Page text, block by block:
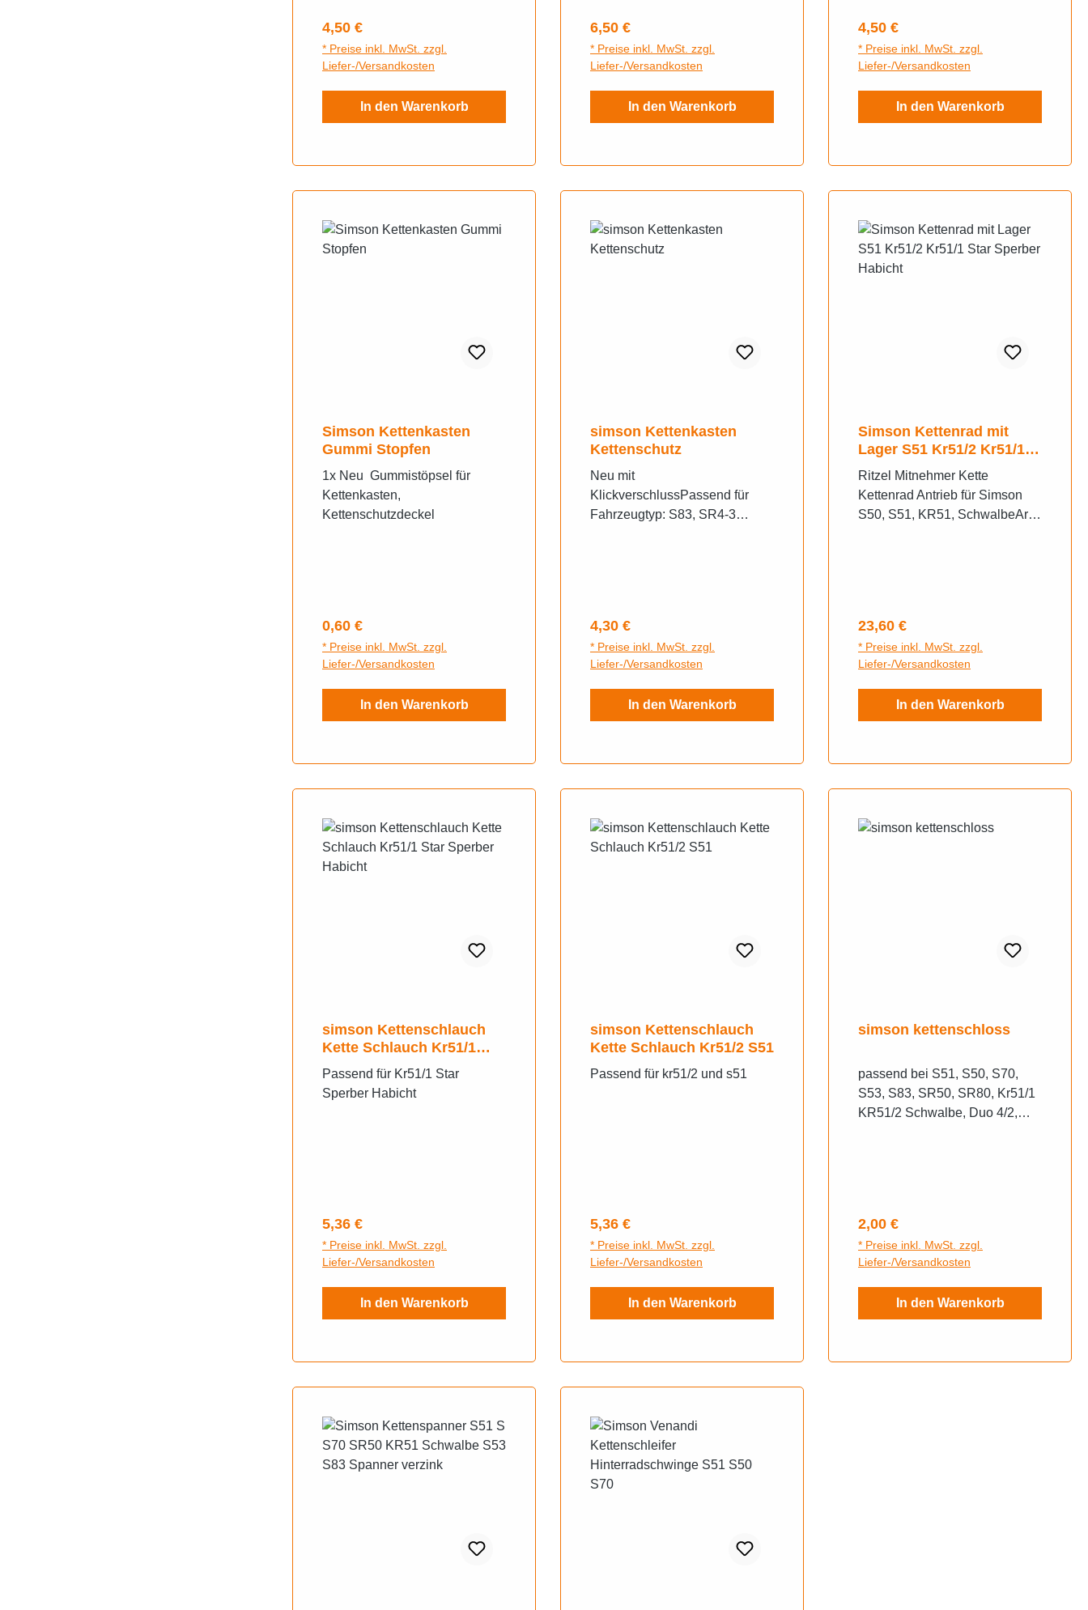
Regulärer Preis:
4,50 €
* Preise inkl. MwSt. zzgl.
Liefer-/Versandkosten
In den Warenkorb
Regulärer Preis:
6,50 €
* Preise inkl. MwSt. zzgl.
Liefer-/Versandkosten
In den Warenkorb
Regulärer Preis:
4,50 €
* Preise inkl. MwSt. zzgl.
Liefer-/Versandkosten
In den Warenkorb
Simson Kettenkasten
Gummi Stopfen
1x Neu Gummistöpsel für
Kettenkasten,
Kettenschutzdeckel
Regulärer Preis:
0,60 €
* Preise inkl. MwSt. zzgl.
Liefer-/Versandkosten
In den Warenkorb
simson Kettenkasten
Kettenschutz
Neu mit
KlickverschlussPassend für
Fahrzeugtyp: S83, SR4-3
Regulärer Preis:
4,30 €
* Preise inkl. MwSt. zzgl.
Liefer-/Versandkosten
In den Warenkorb
Simson Kettenrad mit
Lager S51 Kr51/2 Kr51/1
Star Sperber Habicht
Ritzel Mitnehmer Kette
Kettenrad Antrieb für Simson
S50, S51, KR51, SchwalbeArt.
Regulärer Preis:
23,60 €
* Preise inkl. MwSt. zzgl.
Liefer-/Versandkosten
In den Warenkorb
simson Kettenschlauch
Kette Schlauch Kr51/1
Star Sperber Habicht
Passend für Kr51/1 Star
Sperber Habicht
Regulärer Preis:
5,36 €
* Preise inkl. MwSt. zzgl.
Liefer-/Versandkosten
In den Warenkorb
simson Kettenschlauch
Kette Schlauch Kr51/2 S51
Passend für kr51/2 und s51
Regulärer Preis:
5,36 €
* Preise inkl. MwSt. zzgl.
Liefer-/Versandkosten
In den Warenkorb
simson kettenschloss
passend bei S51, S50, S70,
S53, S83, SR50, SR80, Kr51/1
KR51/2 Schwalbe, Duo 4/2,
ersetzt Teilenummer: 198330
Regulärer Preis:
2,00 €
* Preise inkl. MwSt. zzgl.
Liefer-/Versandkosten
In den Warenkorb